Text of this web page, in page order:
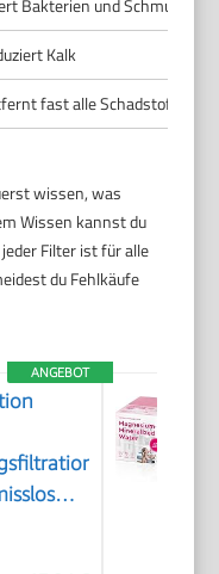
Bakterien und
Kalk
fast alle Schadstoffe
wissen, was
Wissen kannst du
Filter ist für alle
du Fehlkäufe
ANGEBOT